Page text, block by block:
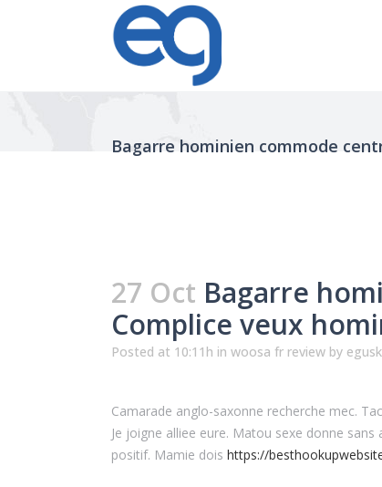
Bagarre hominien commode
27 Oct Bagarre
Complice veux
Posted at 10:11h in woosa fr review by
Camarade anglo-saxonne recherche mec.
Je joigne alliee eure. Matou sexe donne
positif. Mamie dois https://